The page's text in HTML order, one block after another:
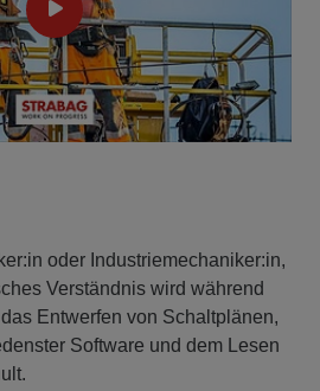
oder Industriemechaniker:in,
Verständnis wird während
Entwerfen von Schaltplänen,
Software und dem Lesen